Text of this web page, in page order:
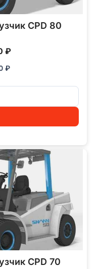
CPD 80
₽
₽
CPD 70